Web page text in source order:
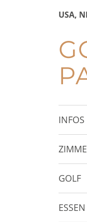
USA,
INFOS
GOLF